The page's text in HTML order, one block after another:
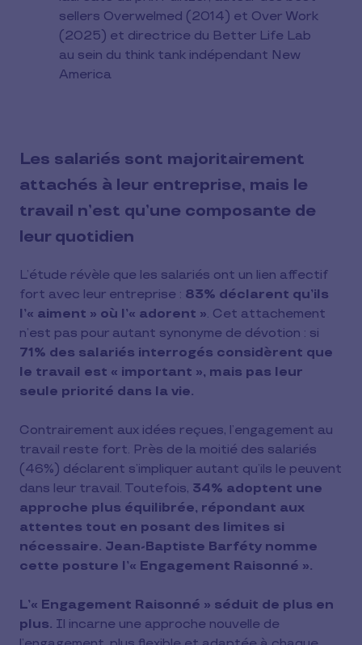
sellers Overwelmed (2014) et Over Work
(2025) et directrice du Better Life Lab
au sein du think tank indépendant New
America
Les salariés sont majoritairement
attachés à leur entreprise, mais le
travail n’est qu’une composante de
leur quotidien
L’étude révèle que les salariés ont un lien affectif
fort avec leur entreprise : 83% déclarent qu’ils
l’« aiment » où l’« adorent ». Cet attachement
n’est pas pour autant synonyme de dévotion : si
71% des salariés interrogés considèrent que
le travail est « important », mais pas leur
seule priorité dans la vie.
Contrairement aux idées reçues, l’engagement au
travail reste fort. Près de la moitié des salariés
(46%) déclarent s’impliquer autant qu’ils le peuvent
dans leur travail. Toutefois, 34% adoptent une
approche plus équilibrée, répondant aux
attentes tout en posant des limites si
nécessaire. Jean-Baptiste Barféty nomme
cette posture l’« Engagement Raisonné ».
L’« Engagement Raisonné » séduit de plus en
plus. Il incarne une approche nouvelle de